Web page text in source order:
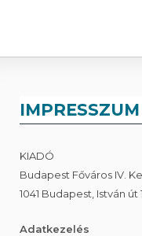
IMPRESSZUM
KIADÓ
Budapest Főváros IV.
1041 Budapest, István út
Adatkezelés